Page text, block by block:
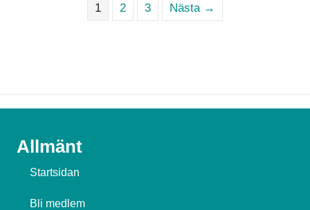
1 2 3 Nästa →
Allmänt
Startsidan
Bli medlem